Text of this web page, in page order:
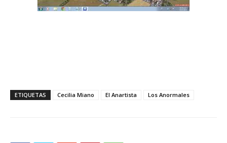
ETIQUETAS Cecilia Miano El Anartista Los Anormales